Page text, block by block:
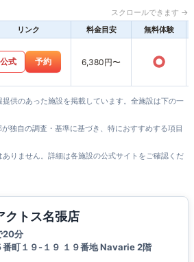
スクロールできます →
リンク 料金目安 無料体験
公式 予約 6,380円〜 ○
供のあった施設を掲載しています。全施設は下の一
独自の調査・基準に基づき、特におすすめする項目
りません。詳細は各施設の公式サイトをご確認くだ
クトス名張店
20分
番町１９-１９ １９番地 Navarie 2階